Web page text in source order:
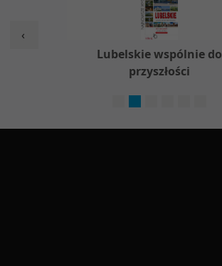
Lubelskie wspólnie do
przyszłości
‹